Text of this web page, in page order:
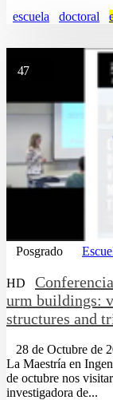
escuela doctoral
47
Posgrado
HD
urm buildings:
structures and
28 de Octubre de
La Maestría en
de octubre nos
investigadora de...